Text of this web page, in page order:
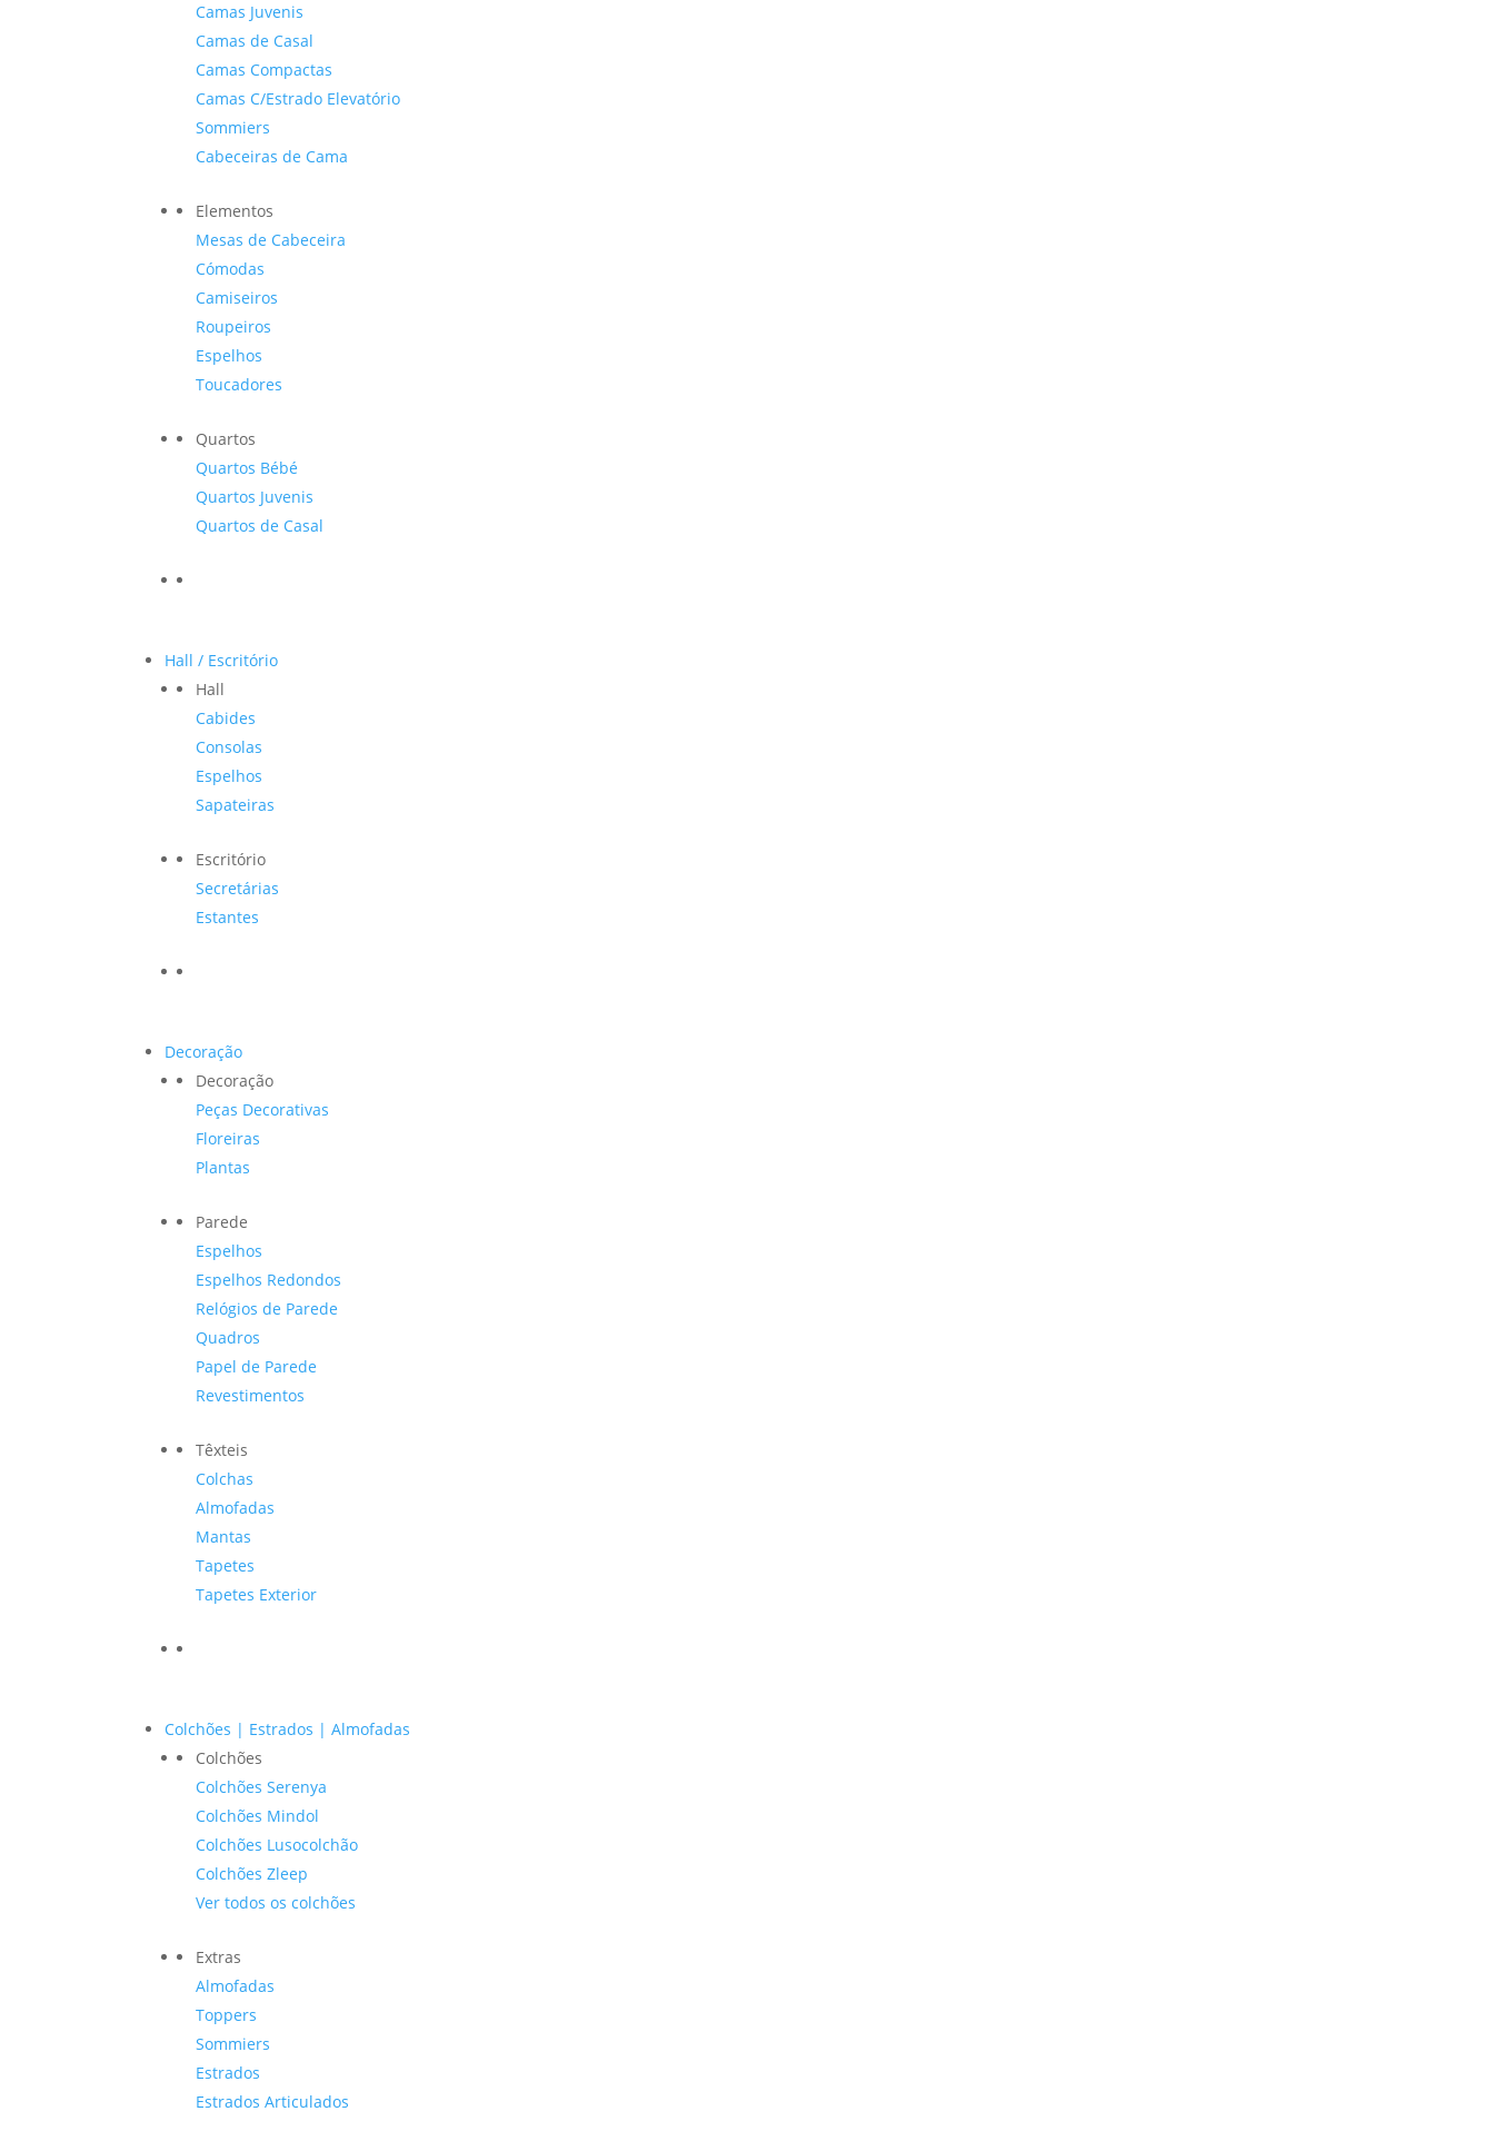
Camas Juvenis
Camas de Casal
Camas Compactas
Camas C/Estrado Elevatório
Sommiers
Cabeceiras de Cama
Elementos
Mesas de Cabeceira
Cómodas
Camiseiros
Roupeiros
Espelhos
Toucadores
Quartos
Quartos Bébé
Quartos Juvenis
Quartos de Casal
Hall / Escritório
Hall
Cabides
Consolas
Espelhos
Sapateiras
Escritório
Secretárias
Estantes
Decoração
Decoração
Peças Decorativas
Floreiras
Plantas
Parede
Espelhos
Espelhos Redondos
Relógios de Parede
Quadros
Papel de Parede
Revestimentos
Têxteis
Colchas
Almofadas
Mantas
Tapetes
Tapetes Exterior
Colchões | Estrados | Almofadas
Colchões
Colchões Serenya
Colchões Mindol
Colchões Lusocolchão
Colchões Zleep
Ver todos os colchões
Extras
Almofadas
Toppers
Sommiers
Estrados
Estrados Articulados